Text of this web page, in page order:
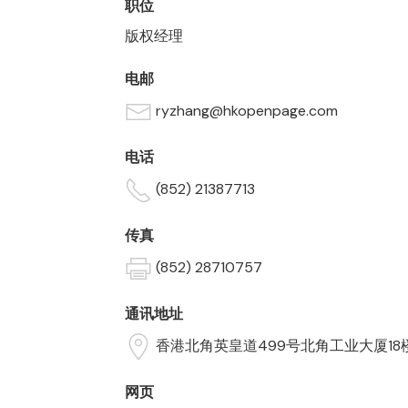
职位
版权经理
电邮
ryzhang@hkopenpage.com
电话
(852) 21387713
传真
(852) 28710757
通讯地址
香港北角英皇道499号北角工业大厦18
网页